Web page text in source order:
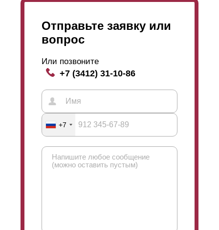
окрашивание, а целый технологический процесс,
тщательно проверяется и контролируется на каждом
Отправьте заявку или
вопрос
Или позвоните
+7 (3412) 31-10-86
+7